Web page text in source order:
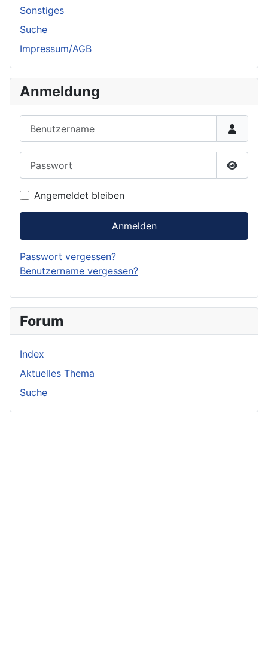
Sonstiges
Suche
Impressum/AGB
Anmeldung
Angemeldet bleiben
Anmelden
Passwort vergessen?
Benutzername vergessen?
Forum
Index
Aktuelles Thema
Suche